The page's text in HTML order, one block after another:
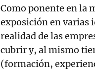
Como ponente en la
exposición en varias
realidad de las
cubrir y, al mismo
(formación,